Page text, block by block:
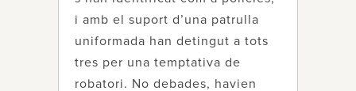
i amb el suport d’una patrulla
uniformada han detingut a tots
tres per una temptativa de
robatori. No debades, havien